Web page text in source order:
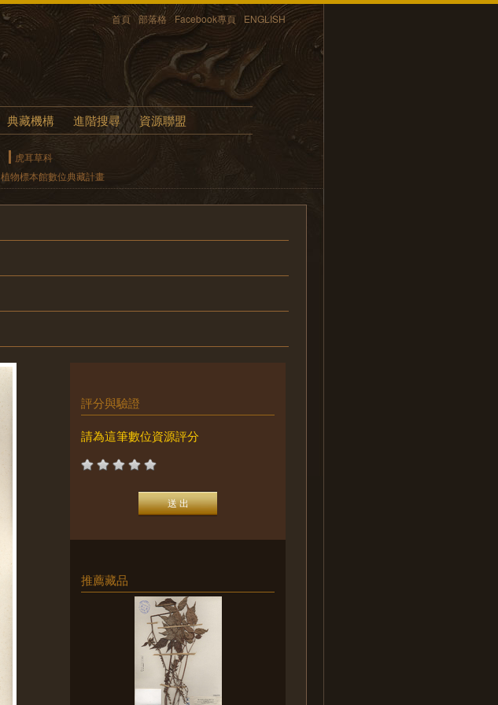
首頁 部落格 Facebook專頁 ENGLISH
典藏機構 進階搜尋 資源聯盟
虎耳草科
植物標本館數位典藏計畫
評分與驗證
請為這筆數位資源評分
推薦藏品